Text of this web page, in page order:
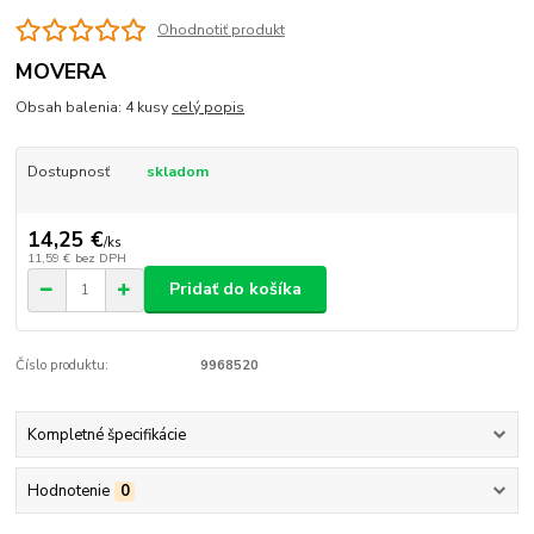
Ohodnotiť produkt
MOVERA
Obsah balenia: 4 kusy celý popis
Dostupnosť skladom
14,25 €/ks
11,59 € bez DPH
Pridať do košíka
Číslo produktu: 9968520
Kompletné špecifikácie
Hodnotenie 0